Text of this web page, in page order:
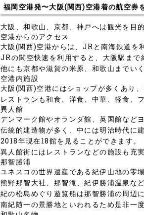
福岡空港発〜大阪(関西)空港着の航空券
大阪、和歌山、京都、神戸へは観光を目
空港からのアクセス
大阪(関西)空港からは、JRと南海鉄道を
JRの関空快速を利用すると、大阪駅まで
他にも京都や滋賀の米原、和歌山までい
空港内施設
大阪(関西)空港にはショップが多くあり
レストランも和食、洋食、中華、軽食、
異人館
デンマーク館やオランダ館、英国館など
伝統的建造物が多く、中には明治時代に
2018年現在18館を見ることができます。
異人館街にはレストランなどの施設も充
那智勝浦
ユネスコの世界遺産である紀伊山地の零
熊野那智大社、那智滝、紀伊勝浦温泉な
紀の松島めぐり遊覧船は那智勝浦の周辺
南紀随一の景勝地といわれるため是非一